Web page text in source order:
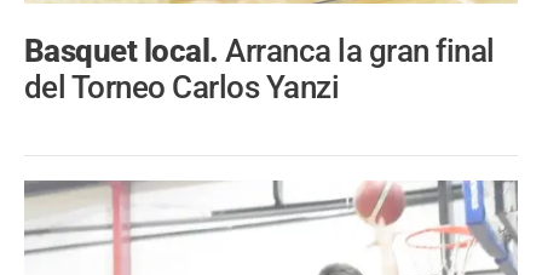
Basquet local.Arranca la gran final
del Torneo Carlos Yanzi